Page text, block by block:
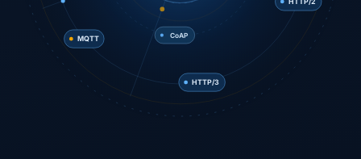
HTTP/2
HTTP/3
MQTT
CoAP